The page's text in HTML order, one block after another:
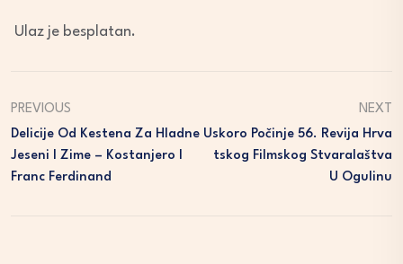
Ulaz je besplatan.
PREVIOUS
Delicije Od Kestena Za Hladne
Jeseni I Zime – Kostanjero I
Franc Ferdinand
NEXT
Uskoro Počinje 56. Revija Hrva
Tskog Filmskog Stvaralaštva
U Ogulinu